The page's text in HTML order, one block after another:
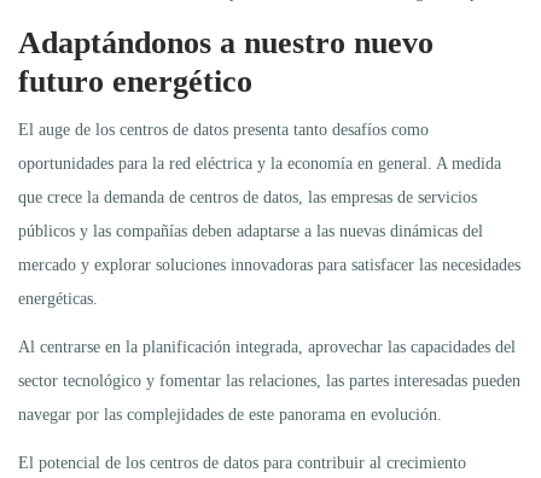
Adaptándonos a nuestro nuevo
futuro energético
El auge de los centros de datos presenta tanto desafíos como
oportunidades para la red eléctrica y la economía en general. A medida
que crece la demanda de centros de datos, las empresas de servicios
públicos y las compañías deben adaptarse a las nuevas dinámicas del
mercado y explorar soluciones innovadoras para satisfacer las necesidades
energéticas.
Al centrarse en la planificación integrada, aprovechar las capacidades del
sector tecnológico y fomentar las relaciones, las partes interesadas pueden
navegar por las complejidades de este panorama en evolución.
El potencial de los centros de datos para contribuir al crecimiento